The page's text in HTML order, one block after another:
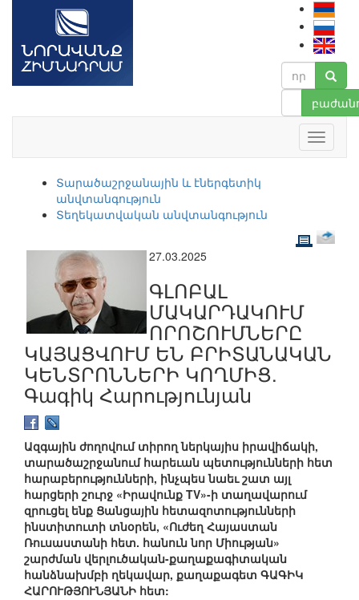
Տարածաշրջանային և էներգետիկ
անվտանգություն
Տեղեկատվական անվտանգություն
27.03.2025
ԳԼՈԲԱԼ
ՄԱԿԱՐԴԱԿՈՒՄ
ՈՐՈՇՈՒՄՆԵՐԸ
ԿԱՅԱՑՎՈՒՄ ԵՆ ԲՐԻՏԱՆԱԿԱՆ
ԿԵՆՏՐՈՆՆԵՐԻ ԿՈՂՄԻՑ.
Գագիկ Հարությունյան
Ազգային ժողովում տիրող ներկայիս իրավիճակի,
տարածաշրջանում հարեւան պետությունների հետ
հարաբերությունների, ինչպես նաեւ շատ այլ
հարցերի շուրջ «Իրավունք TV»-ի տաղավարում
զրուցել ենք Ցանցային հետազոտությունների
ինստիտուտի տնօրեն, «Ուժեղ Հայաստան
Ռուսաստանի հետ. հանուն նոր Միության»
շարժման վերլուծական-քաղաքագիտական
հանձնախմբի ղեկավար, քաղաքագետ ԳԱԳԻԿ
ՀԱՐՈՒԹՅՈՒՆՅԱՆԻ հետ: